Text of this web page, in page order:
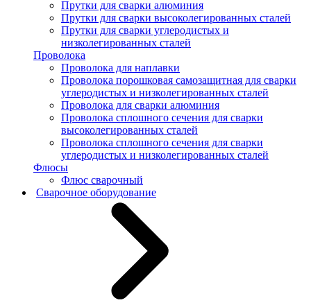
Прутки для сварки алюминия
Прутки для сварки высоколегированных сталей
Прутки для сварки углеродистых и
низколегированных сталей
Проволока
Проволока для наплавки
Проволока порошковая самозащитная для сварки
углеродистых и низколегированных сталей
Проволока для сварки алюминия
Проволока сплошного сечения для сварки
высоколегированных сталей
Проволока сплошного сечения для сварки
углеродистых и низколегированных сталей
Флюсы
Флюс сварочный
Сварочное оборудование